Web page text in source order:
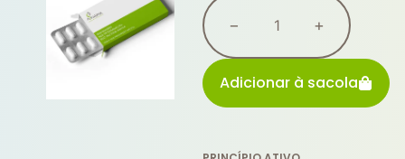
− +
Adicionar à sacola